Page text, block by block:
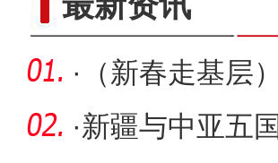
·
（新春走基层
能乡村振
·新疆与中亚五